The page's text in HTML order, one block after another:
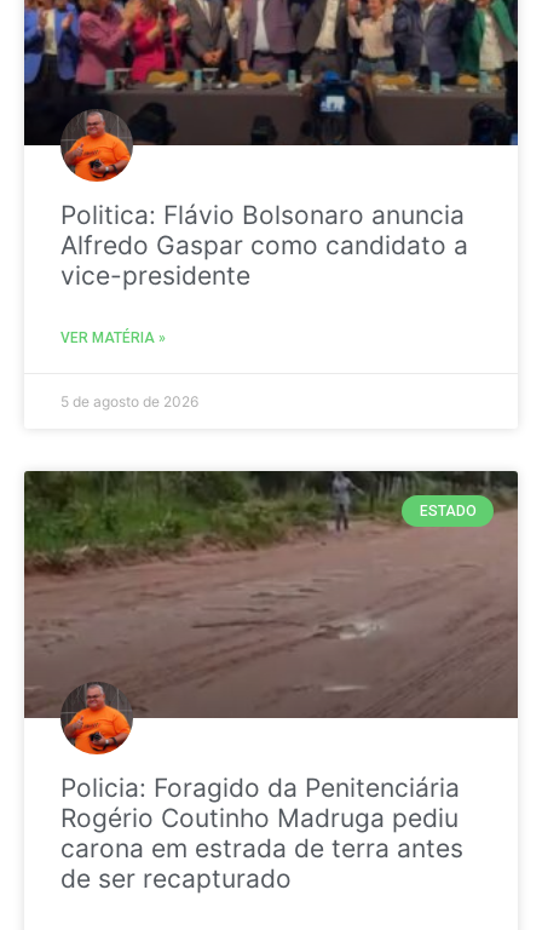
Politica: Flávio Bolsonaro anuncia
Alfredo Gaspar como candidato a
vice-presidente
VER MATÉRIA »
5 de agosto de 2026
ESTADO
Policia: Foragido da Penitenciária
Rogério Coutinho Madruga pediu
carona em estrada de terra antes
de ser recapturado